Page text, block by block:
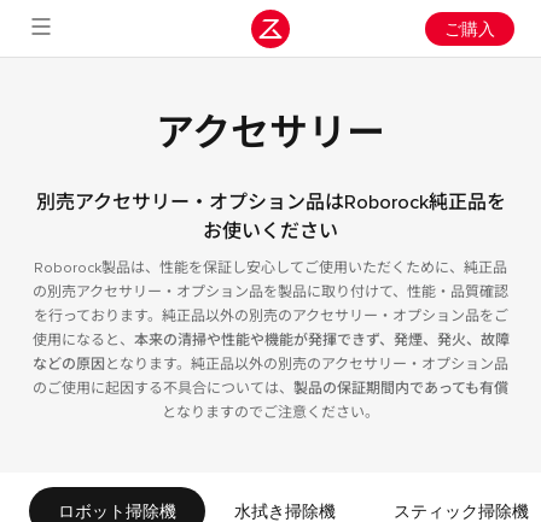
ご購入
アクセサリー
別売アクセサリー・オプション品はRoborock純正品を
お使いください
Roborock製品は、性能を保証し安心してご使用いただくために、純正品
の別売アクセサリー・オプション品を製品に取り付けて、性能・品質確認
を行っております。純正品以外の別売のアクセサリー・オプション品をご
使用になると、 本来の清掃や性能や機能が発揮できず、発煙、発火、故障
などの原因となります。純正品以外の別売のアクセサリー・オプション品
のご使用に起因する不具合については、 製品の保証期間内であっても有償
となりますのでご注意ください。
ロボット掃除機 水拭き掃除機 スティック掃除機